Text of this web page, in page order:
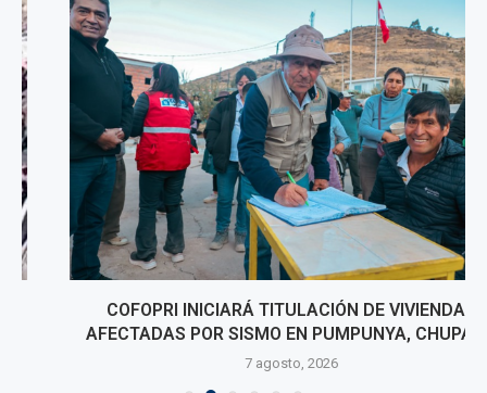
COFOPRI INICIARÁ TITULACIÓN DE VIVIENDAS
AFECTADAS POR SISMO EN PUMPUNYA, CHUPACA
7 agosto, 2026